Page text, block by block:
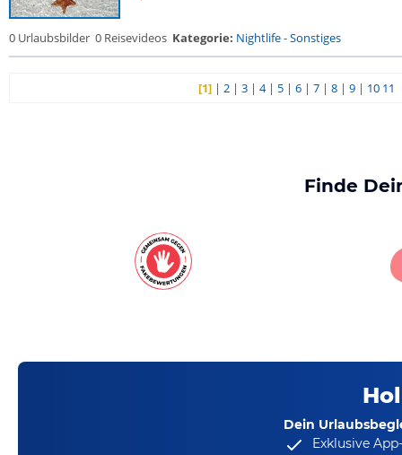
0 Urlaubsbilder 0 Reisevideos Kategorie: Nightlife-Sonstiges
[1] |2 |3 |4| 5 |6 |7 |8 |9 | 10 11
Finde
Dein
Exklusive